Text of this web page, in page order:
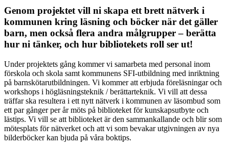
Genom projektet vill ni skapa ett brett nätverk i
kommunen kring läsning och böcker när det gäller
barn, men också flera andra målgrupper – berätta
hur ni tänker, och hur bibliotekets roll ser ut!
Under projektets gång kommer vi samarbeta med personal inom
förskola och skola samt kommunens SFI-utbildning med inriktning
på barnskötarutbildningen. Vi kommer att erbjuda föreläsningar och
workshops i högläsningsteknik / berättarteknik. Vi vill att dessa
träffar ska resultera i ett nytt nätverk i kommunen av läsombud som
ett par gånger per år möts på biblioteket för kunskapsutbyte och
lästips. Vi vill se att biblioteket är den sammankallande och blir som
mötesplats för nätverket och att vi som bevakar utgivningen av nya
bilderböcker kan bjuda på våra boktips.